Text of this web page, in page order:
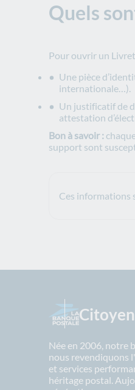
Quels
Pour ouvrir un
Une pièce
internationale…).
Un justificatif de
attestation
Bon à savoir :
support sont
Ces informations
Née en 2006, notre
nous revendiquons
et services
héritage postal.